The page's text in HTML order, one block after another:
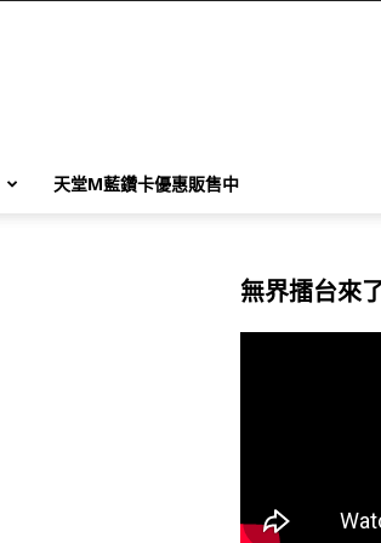
天堂M藍鑽卡優惠販售中
無界擂台來